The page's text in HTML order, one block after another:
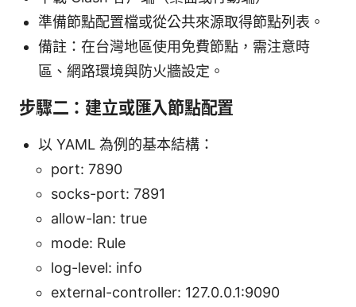
準備節點配置檔或從公共來源取得節點列表。
備註：在台灣地區使用免費節點，需注意時
區、網路環境與防火牆設定。
步驟二：建立或匯入節點配置
以 YAML 為例的基本結構：
port: 7890
socks-port: 7891
allow-lan: true
mode: Rule
log-level: info
external-controller: 127.0.0.1:9090